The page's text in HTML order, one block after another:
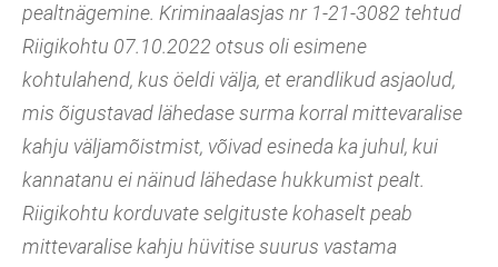
pealtnägemine. Kriminaalasjas nr 1-21-3082 tehtud
Riigikohtu 07.10.2022 otsus oli esimene
kohtulahend, kus öeldi välja, et erandlikud asjaolud,
mis õigustavad lähedase surma korral mittevaralise
kahju väljamõistmist, võivad esineda ka juhul, kui
kannatanu ei näinud lähedase hukkumist pealt.
Riigikohtu korduvate selgituste kohaselt peab
mittevaralise kahju hüvitise suurus vastama